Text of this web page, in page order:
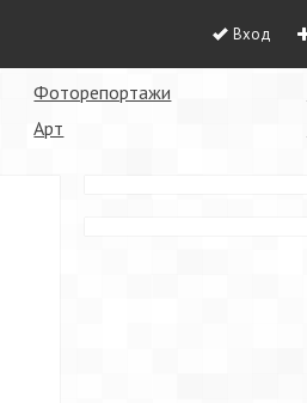
Вход
Фоторепортажи
Арт